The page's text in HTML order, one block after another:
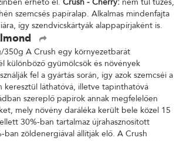
szemcsés papíralap. Alkalmas mindenfajta
így szendvicskártyák alappapírjaként is.
350g A Crush egy környezetbarát
különböző gyümölcsök és növények
fel a gyártás során, így azok szemcséi a
keresztül láthatóvá, illetve tapinthatóvá
szereplő papírok annak megfelelően
mely növény daráléka került bele közel 15
30%-ban tartalmaz újrahasznosított
ban zöldenergiával állítják elő. A Crush